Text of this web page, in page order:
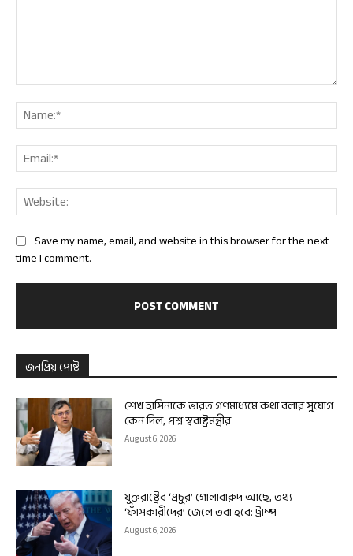
Save my name, email, and website in this browser for the next
time I comment.
জনপ্রিয় পোষ্ট
শেখ হাসিনাকে ভারত গণমাধ্যমে কথা বলার সুযোগ
কেন দিল, প্রশ্ন স্বরাষ্ট্রমন্ত্রীর
August 6, 2026
যুক্তরাষ্ট্রের ‘প্রচুর’ গোলাবারুদ আছে, তথ্য
‘ফাঁসকারীদের’ জেলে ভরা হবে: ট্রাম্প
August 6, 2026